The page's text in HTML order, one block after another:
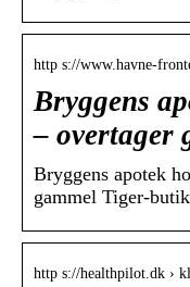
http s://www.havne-
Bryggens
– overtager
Bryggens apotek
gammel Tiger-
http s://healthpilot.dk ›